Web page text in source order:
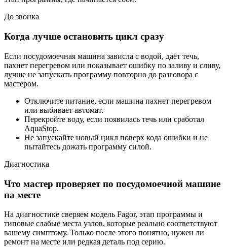
До звонка
Когда лучше остановить цикл сразу
Если посудомоечная машина зависла с водой, даёт течь,
пахнет перегревом или показывает ошибку по заливу и сливу,
лучше не запускать программу повторно до разговора с
мастером.
Отключите питание, если машина пахнет перегревом
или выбивает автомат.
Перекройте воду, если появилась течь или сработал
AquaStop.
Не запускайте новый цикл поверх кода ошибки и не
пытайтесь дожать программу силой.
Диагностика
Что мастер проверяет по посудомоечной машине
на месте
На диагностике сверяем модель Fagor, этап программы и
типовые слабые места узлов, которые реально соответствуют
вашему симптому. Только после этого понятно, нужен ли
ремонт на месте или редкая деталь под серию.